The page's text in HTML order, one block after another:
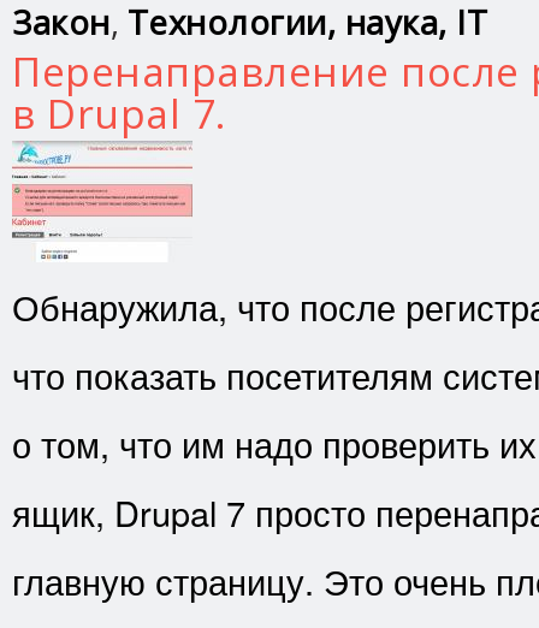
Закон, Технологии, наука, IT
Перенаправление после
в Drupal 7.
Обнаружила, что после
что показать посетителям
о том, что им надо проверить
ящик, Drupal 7 просто
главную страницу. Это очень